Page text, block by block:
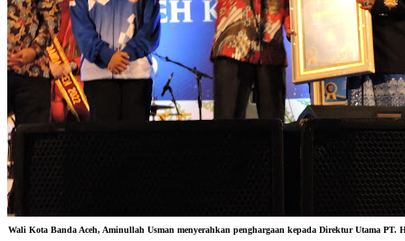
Wali Kota Banda Aceh, Aminullah Usman menyerahkan penghargaan kepada Direktur Utama